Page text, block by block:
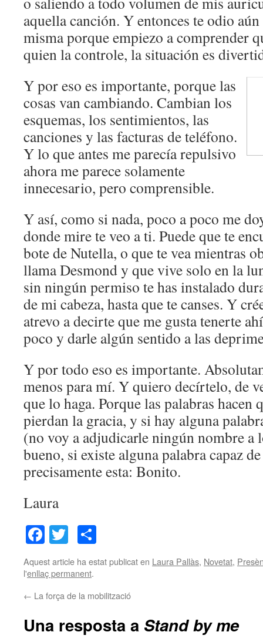
aquella canción. Y entonces te odio
misma porque empiezo a comprender
quien la controle, la situación es
Y por eso es importante, porque las
cosas van cambiando. Cambian los
esquemas, los sentimientos, las
canciones y las facturas de teléfono.
Y lo que antes me parecía repulsivo
ahora me parece solamente
innecesario, pero comprensible.
Y así, como si nada, poco a poco me
donde mire te veo a ti. Puede que te
bote de Nutella, o que te vea mientras
llama Desmond y que vive solo en la
sin ningún permiso te has instalado
de mi cabeza, hasta que te canses. Y
atrevo a decirte que me gusta tenerte
poco y darle algún sentido a las
Y por todo eso es importante.
menos para mí. Y quiero decírtelo, de
que lo haga. Porque las palabras hacen
pierdan la gracia, y si hay alguna
(no voy a adjudicarle ningún nombre a
bueno, si existe alguna palabra capaz
precisamente esta: Bonito.
Laura
Facebook
Twitter
Aquest article ha estat publicat en Laura Pallàs, Novetat,
l'enllaç permanent.
← La força de la mobilització
Una resposta a Stand by me